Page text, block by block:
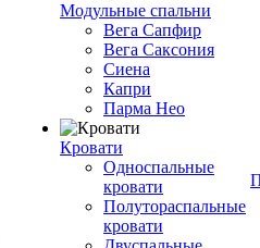
Модульные спальни
Вега Сапфир
Вега Саксония
Сиена
Капри
Парма Нео
Кровати
Односпальные
кровати
Полутораспальные
кровати